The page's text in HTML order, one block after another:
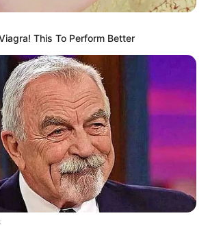
This To Perform Better